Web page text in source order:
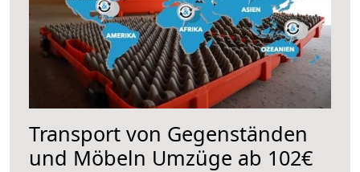
Transport von Gegenständen
und Möbeln Umzüge ab 102€